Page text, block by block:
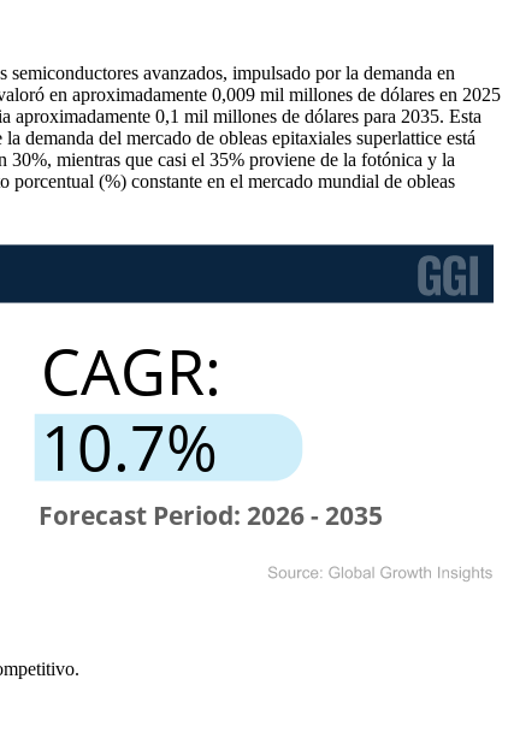
avanzados, impulsado por la demanda en
en aproximadamente 0,009 mil millones de dólares en 2025
aproximadamente 0,1 mil millones de dólares para 2035. Esta
demanda del mercado de obleas epitaxiales superlattice está
mientras que casi el 35% proviene de la fotónica y la
(%) constante en el mercado mundial de obleas
.